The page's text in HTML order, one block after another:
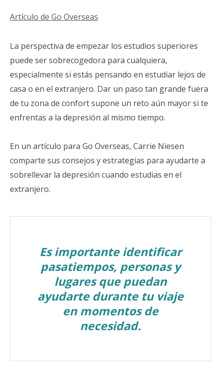
Artículo de Go Overseas
La perspectiva de empezar los estudios superiores
puede ser sobrecogedora para cualquiera,
especialmente si estás pensando en estudiar lejos de
casa o en el extranjero. Dar un paso tan grande fuera
de tu zona de confort supone un reto aún mayor si te
enfrentas a la depresión al mismo tiempo.
En un artículo para Go Overseas, Carrie Niesen
comparte sus consejos y estrategias para ayudarte a
sobrellevar la depresión cuando estudias en el
extranjero.
Es importante identificar
pasatiempos, personas y
lugares que puedan
ayudarte durante tu viaje
en momentos de
necesidad.